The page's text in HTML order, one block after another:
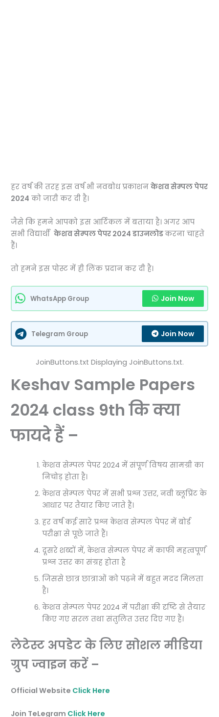
हर वर्ष की तरह इस वर्ष भी नवबोध प्रकाशनकेशव सेम्पल पेपर
2024 को जारी कर दी है।
जैसे कि हमने आपको इस आर्टिकल में बताया है। अगर आप
सभी विद्यार्थीकेशव सेम्पल पेपर 2024 डाउनलोडकरना चाहते
हैं।
तो हमने इस पोस्ट में ही लिंक प्रदान कर दी है।
WhatsApp Group Join Now
Telegram Group Join Now
JoinButtons.txt Displaying JoinButtons.txt.
Keshav Sample Papers
2024 class 9th कि क्या
फायदे हैं –
केशव सेम्पल पेपर 2024 में संपूर्ण विषय सामग्री का
निचोड़ होता है।
केशव सेम्पल पेपर में सभी प्रश्न उत्तर, नवी ब्लूप्रिंट के
आधार पर तैयार किए जाते हैं।
हर वर्ष कई सारे प्रश्न केशव सेम्पल पेपर में बोर्ड
परीक्षा से पूछे जाते हैं।
दूसरे शब्दों में, केशव सेम्पल पेपर में काफी महत्वपूर्ण
प्रश्न उत्तर का संग्रह होता है
जिससे छात्र छात्राओं को पढ़ने में बहुत मदद मिलता
है।
केशव सेम्पल पेपर 2024 में परीक्षा की दृष्टि से तैयार
किए गए सरल तथा संतुलित उत्तर दिए गए हैं।
लेटेस्ट अपडेट के लिए सोशल मीडिया
ग्रुप ज्वाइन करें –
Official Website Click Here
Join TeLegram Click Here